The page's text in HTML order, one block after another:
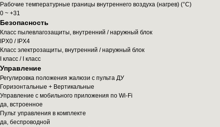
Рабочие температурные границы внутреннего воздуха (нагрев) (°C)
0 ~ +31
Безопасность
Класс пылевлагозащиты, внутренний / наружный блок
IPX0 / IPX4
Класс электрозащиты, внутренний / наружный блок
I класс / I класс
Управление
Регулировка положения жалюзи с пульта ДУ
Горизонтальные + Вертикальные
Управление c мобильного приложения по Wi-Fi
да, встроенное
Пульт управления в комплекте
да, беспроводной